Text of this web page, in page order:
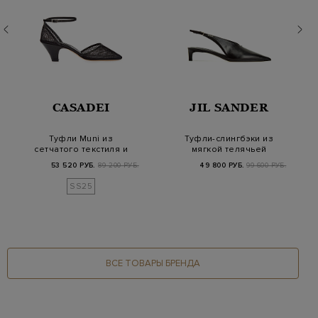
CASADEI
Туфли Muni из
сетчатого текстиля и
кожи с узким
ремешк…
53 520 РУБ. 89 200 РУБ.
SS25
JIL SANDER
Туфли-слингбэки из
мягкой телячьей
кожи с заостренным…
49 800 РУБ. 99 600 РУБ.
ВСЕ ТОВАРЫ БРЕНДА